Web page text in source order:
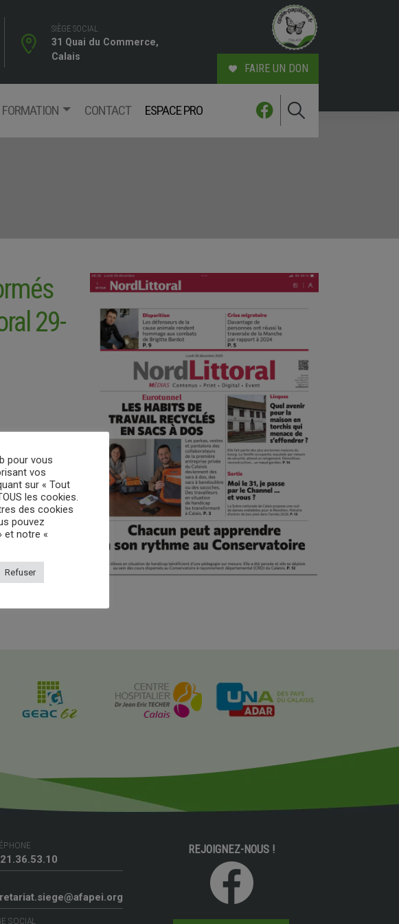
SIÈGE SOCIAL
31 Quai du Commerce,
Calais
FAIRE UN DON
CONTACT ESPACE PRO
29-
SOCIAL
REJOIGNEZ-NOUS !
pour vous
vos
sur « Tout
les cookies.
des cookies
pouvez
et notre «
Refuser